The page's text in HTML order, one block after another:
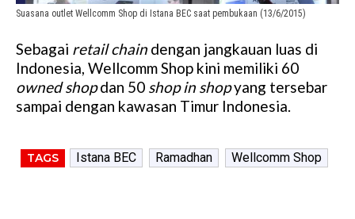
Suasana outlet Wellcomm Shop di Istana BEC saat pembukaan (13/6/2015)
Sebagai retail chain dengan jangkauan luas di
Indonesia, Wellcomm Shop kini memiliki 60
owned shopdan 50 shop in shopyang tersebar
sampai dengan kawasan Timur Indonesia.
TAGS Istana BEC Ramadhan Wellcomm Shop